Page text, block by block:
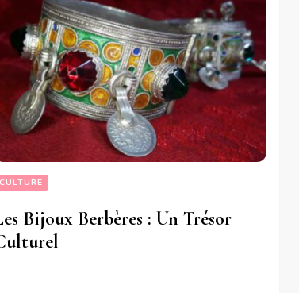
CULTURE
Bijoux Berbères : Un Trésor